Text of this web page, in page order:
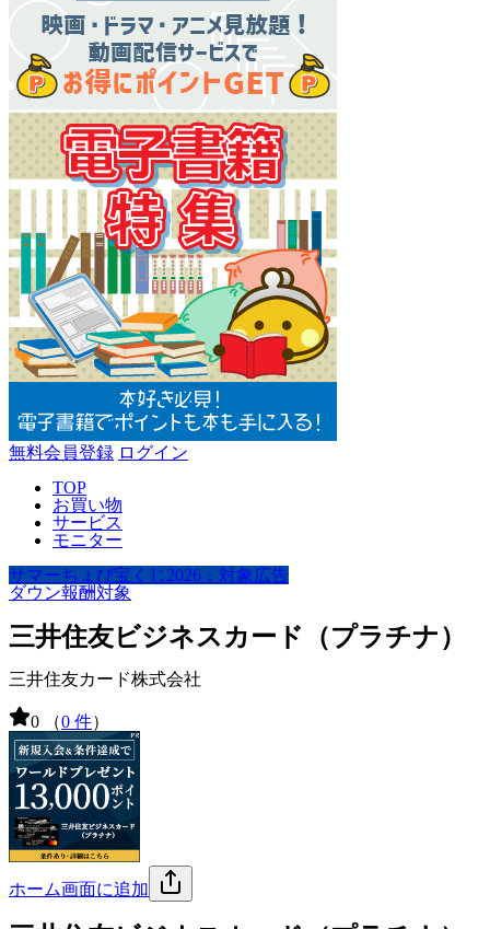
無料会員登録 ログイン
TOP
お買い物
サービス
モニター
サマーちょび宝くじ2026：対象広告
ダウン報酬対象
三井住友ビジネスカード（プラチナ）
三井住友カード株式会社
0 （0 件）
ホーム画面に追加